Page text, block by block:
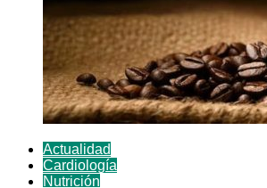
Actualidad
Cardiología
Nutrición